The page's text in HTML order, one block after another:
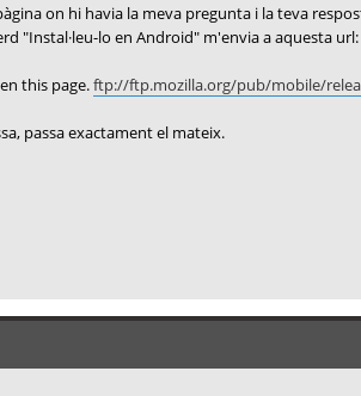
on hi havia la meva pregunta i la teva
"Instal·leu-lo en Android" m'envia a aquesta url:
this page.ftp://ftp.mozilla.org/pub/mobile/
passa exactament el mateix.